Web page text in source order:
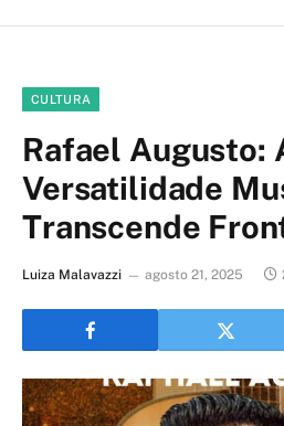
CULTURA
Rafael Augusto:
Versatilidade
Transcende
Luiza Malavazzi agosto 21, 2025